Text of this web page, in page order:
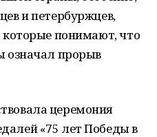
и петербуржцев,
которые понимают, что
означал прорыв
церемония
«75 лет Победы в